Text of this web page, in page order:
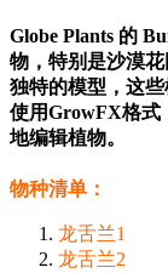
Globe Plants 的
物，特别是沙漠
独特的模型，这
使用GrowFX格式
地编辑植物。
物种清单：
龙舌兰1
龙舌兰2